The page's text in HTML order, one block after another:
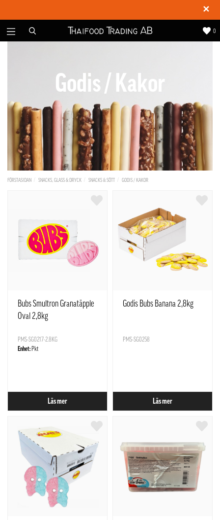
✕
0
Godis / Kakor
FÖRSTASIDAN SNACKS, GLASS & DRYCK SNACKS & SÖTT GODIS / KAKOR
Bubs Smultron Granatäpple
Oval 2,8kg
PMS-SG0217-2.8KG
Enhet: Pkt
Läs mer
Godis Bubs Banana 2,8kg
PMS-SG0258
Läs mer